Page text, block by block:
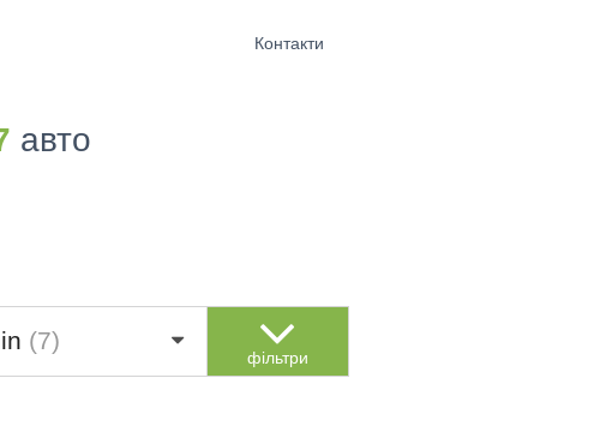
Контакти
авто
(7)
фільтри